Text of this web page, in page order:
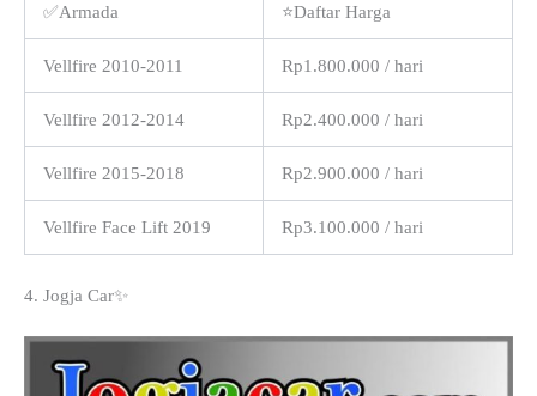
✅Armada ⭐Daftar Harga
Vellfire 2010-2011 Rp1.800.000 / hari
Vellfire 2012-2014 Rp2.400.000 / hari
Vellfire 2015-2018 Rp2.900.000 / hari
Vellfire Face Lift 2019 Rp3.100.000 / hari
4. Jogja Car✨